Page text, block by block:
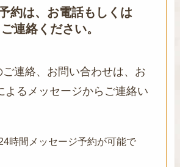
約は、お電話もしくは
連絡ください。
連絡、お問い合わせは、お
よるメッセージからご連絡い
時間メッセージ予約が可能で